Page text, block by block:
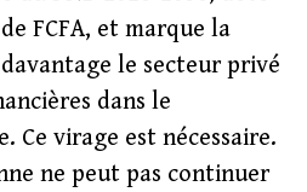
FCFA, et marque la
le secteur privé
dans le
Ce virage est nécessaire.
ne peut pas continuer